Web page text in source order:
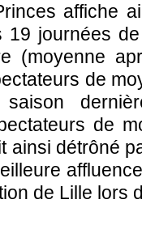
affiche
19 journées
(moyenne
de
de
ainsi détrôné
de Lille lors